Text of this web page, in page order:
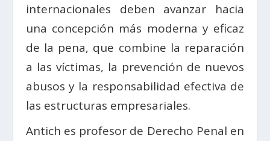
internacionales deben avanzar hacia
una concepción más moderna y eficaz
de la pena, que combine la reparación
a las víctimas, la prevención de nuevos
abusos y la responsabilidad efectiva de
las estructuras empresariales.
Antich es profesor de Derecho Penal en